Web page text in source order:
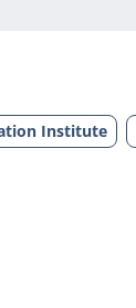
Institute